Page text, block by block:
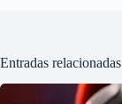
Entradas relacionadas